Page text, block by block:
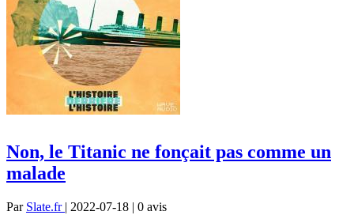
Non, le Titanic ne fonçait pas comme un
malade
Par Slate.fr | 2022-07-18 | 0 avis